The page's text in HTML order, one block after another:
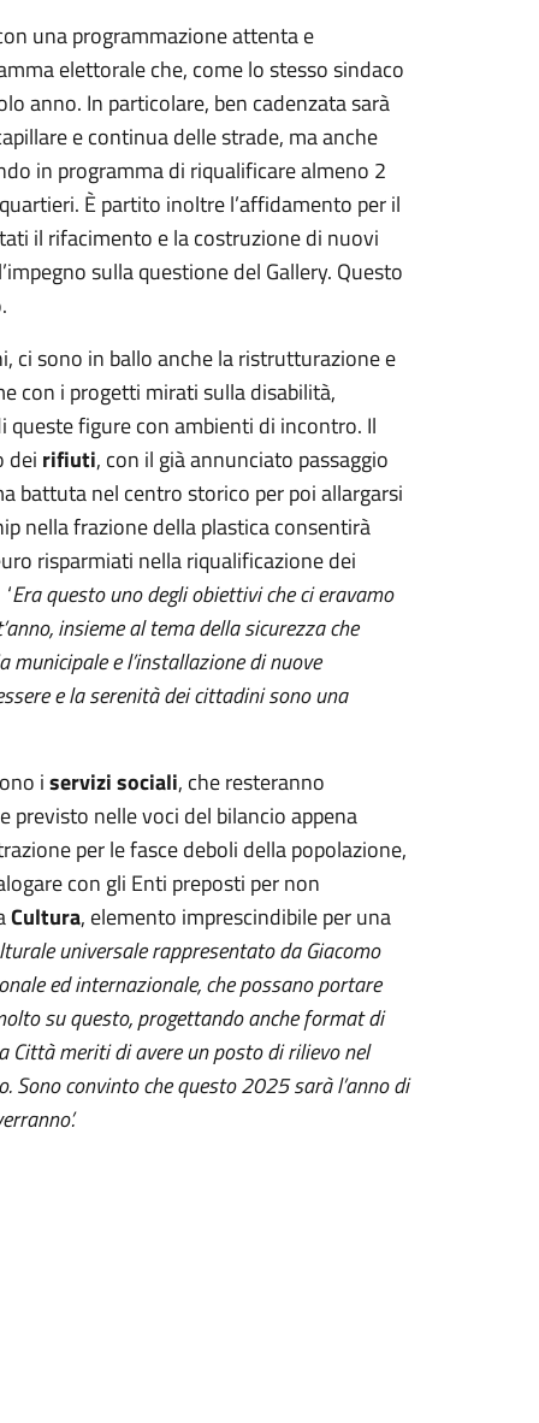
una programmazione attenta e
elettorale che, come lo stesso sindaco
anno. In particolare, ben cadenzata sarà
e continua delle strade, ma anche
in programma di riqualificare almeno 2
È partito inoltre l’affidamento per il
il rifacimento e la costruzione di nuovi
sulla questione del Gallery. Questo
ci sono in ballo anche la ristrutturazione e
con i progetti mirati sulla disabilità,
queste figure con ambienti di incontro. Il
dei rifiuti, con il già annunciato passaggio
battuta nel centro storico per poi allargarsi
nella frazione della plastica consentirà
risparmiati nella riqualificazione dei
Era questo uno degli obiettivi che ci eravamo
insieme al tema della sicurezza che
municipale e l’installazione di nuove
e la serenità dei cittadini sono una
iservizi sociali, che resteranno
previsto nelle voci del bilancio appena
per le fasce deboli della popolazione,
con gli Enti preposti per non
Cultura, elemento imprescindibile per una
universale rappresentato da Giacomo
ed internazionale, che possano portare
su questo, progettando anche format di
Città meriti di avere un posto di rilievo nel
convinto che questo 2025 sarà l’anno di